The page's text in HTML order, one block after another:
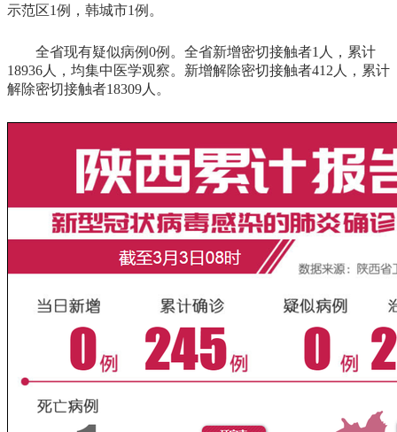
示范区1例，韩城市1例。
全省现有疑似病例0例。全省新增密切接触者1人，累计
18936人，均集中医学观察。新增解除密切接触者412人，累计
解除密切接触者18309人。